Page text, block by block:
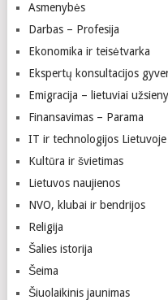
Asmenybės
Darbas – Profesija
Ekonomika ir teisėtvarka
Ekspertų konsultacijos
Emigracija – lietuviai
Finansavimas – Parama
IT ir technologijos Lietuvoje
Kultūra ir švietimas
Lietuvos naujienos
NVO, klubai ir bendrijos
Religija
Šalies istorija
Šeima
Šiuolaikinis jaunimas